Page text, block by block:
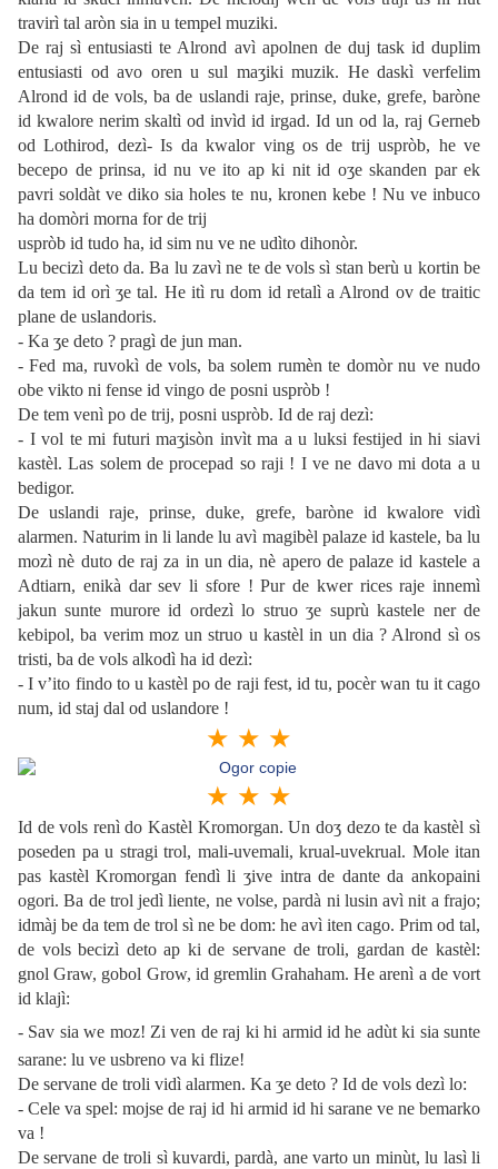
travirì tal aròn sia in u tempel muziki.
De raj sì entusiasti te Alrond avì apolnen de duj task id duplim
entusiasti od avo oren u sul maʒiki muzik. He daskì verfelim
Alrond id de vols, ba de uslandi raje, prinse, duke, grefe, baròne
id kwalore nerim skaltì od invìd id irgad. Id un od la, raj Gerneb
od Lothirod, dezì- Is da kwalor ving os de trij uspròb, he ve
becepo de prinsa, id nu ve ito ap ki nit id oʒe skanden par ek
pavri soldàt ve diko sia holes te nu, kronen kebe ! Nu ve inbuco
ha domòri morna for de trij
uspròb id tudo ha, id sim nu ve ne udìto dihonòr.
Lu becizì deto da. Ba lu zavì ne te de vols sì stan berù u kortin be
da tem id orì ʒe tal. He itì ru dom id retalì a Alrond ov de traitic
plane de uslandoris.
- Ka ʒe deto ? pragì de jun man.
- Fed ma, ruvokì de vols, ba solem rumèn te domòr nu ve nudo
obe vikto ni fense id vingo de posni uspròb !
De tem venì po de trij, posni uspròb. Id de raj dezì:
- I vol te mi futuri maʒisòn invìt ma a u luksi festijed in hi siavi
kastèl. Las solem de procepad so raji ! I ve ne davo mi dota a u
bedigor.
De uslandi raje, prinse, duke, grefe, baròne id kwalore vidì
alarmen. Naturim in li lande lu avì magibèl palaze id kastele, ba lu
mozì nè duto de raj za in un dia, nè apero de palaze id kastele a
Adtiarn, enikà dar sev li sfore ! Pur de kwer rices raje innemì
jakun sunte murore id ordezì lo struo ʒe suprù kastele ner de
kebipol, ba verim moz un struo u kastèl in un dia ? Alrond sì os
tristi, ba de vols alkodì ha id dezì:
- I v’ito findo to u kastèl po de raji fest, id tu, pocèr wan tu it cago
num, id staj dal od uslandore !
★ ★ ★
★ ★ ★
Id de vols renì do Kastèl Kromorgan. Un doʒ dezo te da kastèl sì
poseden pa u stragi trol, mali-uvemali, krual-uvekrual. Mole itan
pas kastèl Kromorgan fendì li ʒive intra de dante da ankopaini
ogori. Ba de trol jedì liente, ne volse, pardà ni lusin avì nit a frajo;
idmàj be da tem de trol sì ne be dom: he avì iten cago. Prim od tal,
de vols becizì deto ap ki de servane de troli, gardan de kastèl:
gnol Graw, gobol Grow, id gremlin Grahaham. He arenì a de vort
id klajì:
- Sav sia we moz! Zi ven de raj ki hi armid id he adùt ki sia sunte
sarane: lu ve usbreno va ki flize!
De servane de troli vidì alarmen. Ka ʒe deto ? Id de vols dezì lo:
- Cele va spel: mojse de raj id hi armid id hi sarane ve ne bemarko
va !
De servane de troli sì kuvardi, pardà, ane varto un minùt, lu lasì li